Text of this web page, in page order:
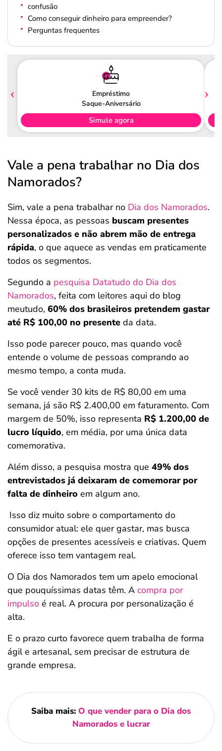
confusão
Como conseguir dinheiro para empreender?
Perguntas frequentes
Empréstimo
Saque-Aniversário
Simule agora
Vale a pena trabalhar no Dia dos
Namorados?
Sim, vale a pena trabalhar no Dia dos Namorados.
Nessa época, as pessoas buscam presentes
personalizados e não abrem mão de entrega
rápida, o que aquece as vendas em praticamente
todos os segmentos.
Segundo a pesquisa Datatudo do Dia dos
Namorados, feita com leitores aqui do blog
meutudo, 60% dos brasileiros pretendem gastar
até R$ 100,00 no presente da data.
Isso pode parecer pouco, mas quando você
entende o volume de pessoas comprando ao
mesmo tempo, a conta muda.
Se você vender 30 kits de R$ 80,00 em uma
semana, já são R$ 2.400,00 em faturamento. Com
margem de 50%, isso representa R$ 1.200,00 de
lucro líquido, em média, por uma única data
comemorativa.
Além disso, a pesquisa mostra que 49% dos
entrevistados já deixaram de comemorar por
falta de dinheiro em algum ano.
Isso diz muito sobre o comportamento do
consumidor atual: ele quer gastar, mas busca
opções de presentes acessíveis e criativas. Quem
oferece isso tem vantagem real.
O Dia dos Namorados tem um apelo emocional
que pouquíssimas datas têm. A compra por
impulso é real. A procura por personalização é
alta.
E o prazo curto favorece quem trabalha de forma
ágil e artesanal, sem precisar de estrutura de
grande empresa.
Saiba mais: O que vender para o Dia dos
Namorados e lucrar